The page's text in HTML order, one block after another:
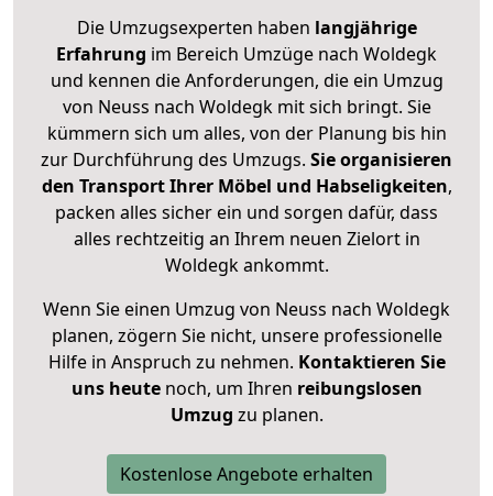
Die Umzugsexperten haben langjährige
Erfahrung im Bereich Umzüge nach Woldegk
und kennen die Anforderungen, die ein Umzug
von Neuss nach Woldegk mit sich bringt. Sie
kümmern sich um alles, von der Planung bis hin
zur Durchführung des Umzugs. Sie organisieren
den Transport Ihrer Möbel und Habseligkeiten,
packen alles sicher ein und sorgen dafür, dass
alles rechtzeitig an Ihrem neuen Zielort in
Woldegk ankommt.
Wenn Sie einen Umzug von Neuss nach Woldegk
planen, zögern Sie nicht, unsere professionelle
Hilfe in Anspruch zu nehmen. Kontaktieren Sie
uns heutenoch, um Ihren reibungslosen
Umzug zu planen.
Kostenlose Angebote erhalten